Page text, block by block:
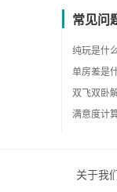
常见问
纯玩是什
单房差是
双飞双卧
满意度计
关于我